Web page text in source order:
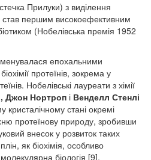
Прилуки) з виділення
першим високоефективним
(Нобелівська премія 1952
епохальними
протеїнів, зокрема у
Нобелівські лауреати з хімії
Джон Нортроп і Венделл Стенлі
стані окремі
протеїнову природу, зробивши
внесок у розвиток таких
як біохімія, особливо
біологія [9].